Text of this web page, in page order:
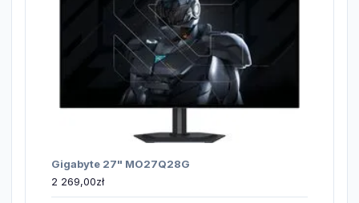
Gigabyte 27" MO27Q28G
2 269,00zł